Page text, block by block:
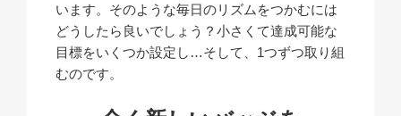
います。そのような毎日のリズムをつかむには
どうしたら良いでしょう？小さくて達成可能な
目標をいくつか設定し…そして、1つずつ取り組
むのです。